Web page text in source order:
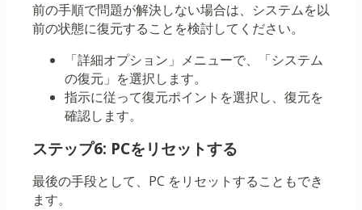
前の手順で問題が解決しない場合は、システムを以
前の状態に復元することを検討してください。
「詳細オプション」メニューで、「システム
の復元」を選択します。
指示に従って復元ポイントを選択し、復元を
確認します。
ステップ6: PCをリセットする
最後の手段として、PC をリセットすることもでき
ます。